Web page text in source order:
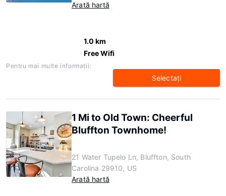
Arată hartă
1.0 km
Free Wifi
Pentru mai multe informaţii:
Selectaţi
1 Mi to Old Town: Cheerful
Bluffton Townhome!
21 Water Tupelo Ln, Bluffton, South
Carolina 29910, US
Arată hartă